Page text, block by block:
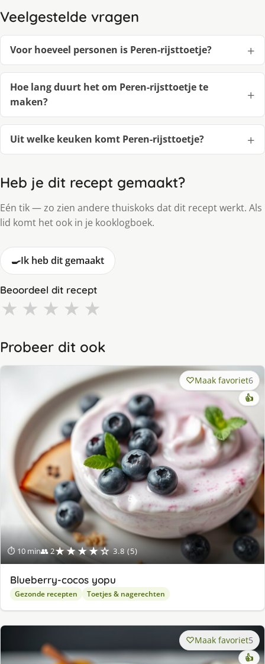
Veelgestelde vragen
Voor hoeveel personen is Peren-rijsttoetje?
Hoe lang duurt het om Peren-rijsttoetje te
maken?
Uit welke keuken komt Peren-rijsttoetje?
Heb je dit recept gemaakt?
Eén tik — zo zien andere thuiskoks dat dit recept werkt. Als
lid komt het ook in je kooklogboek.
🍳Ik heb dit gemaakt
Beoordeel dit recept
★ ★ ★ ★ ★
Probeer dit ook
⏱ 10 min👥 2★★★★☆ 3.8 (5)
Maak favoriet6
👍
Blueberry-cocos yopu
Gezonde recepten Toetjes & nagerechten
Maak favoriet5
👍